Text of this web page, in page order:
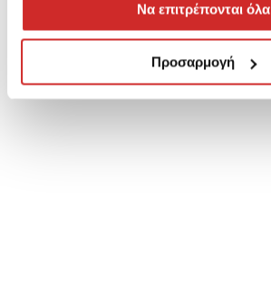
Να επιτρέπονται όλα
Προσαρμογή